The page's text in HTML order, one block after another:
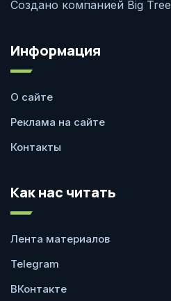
Создано компанией Big
Информация
О сайте
Реклама на сайте
Контакты
Как нас читать
Лента материалов
Telegram
ВКонтакте